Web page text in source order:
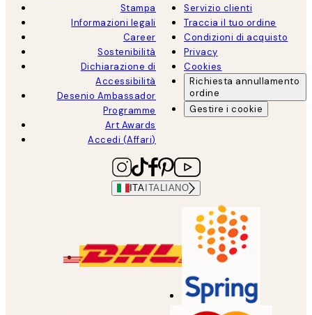
Stampa
Informazioni legali
Career
Sostenibilità
Dichiarazione di
Accessibilità
Desenio Ambassador
Programme
Art Awards
Accedi (Affari)
Servizio clienti
Traccia il tuo ordine
Condizioni di acquisto
Privacy
Cookies
Richiesta annullamento
ordine
Gestire i cookie
ITA ITALIANO